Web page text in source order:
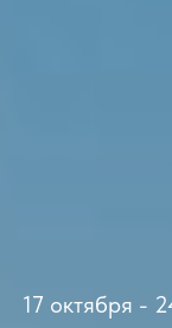
17 октября -